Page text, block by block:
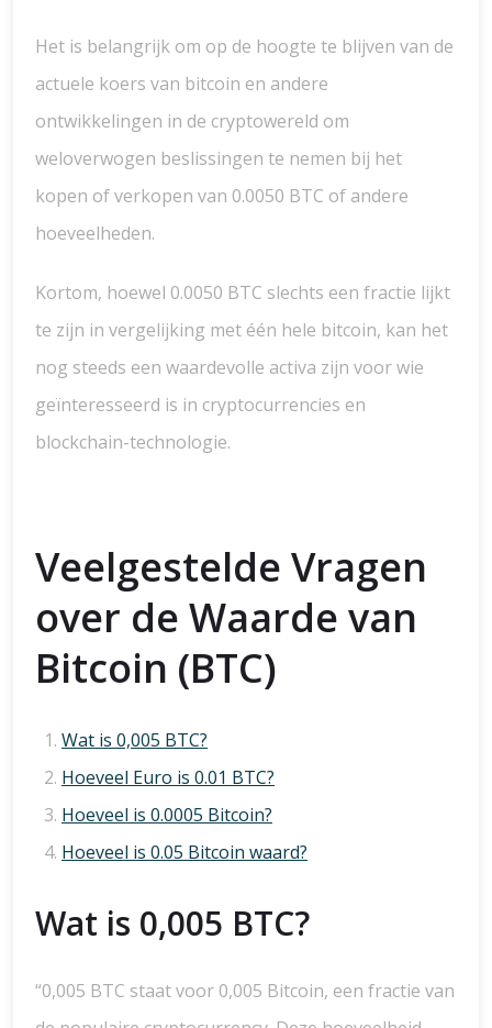
Het is belangrijk om op de hoogte te blijven van de
actuele koers van bitcoin en andere
ontwikkelingen in de cryptowereld om
weloverwogen beslissingen te nemen bij het
kopen of verkopen van 0.0050 BTC of andere
hoeveelheden.
Kortom, hoewel 0.0050 BTC slechts een fractie lijkt
te zijn in vergelijking met één hele bitcoin, kan het
nog steeds een waardevolle activa zijn voor wie
geïnteresseerd is in cryptocurrencies en
blockchain-technologie.
Veelgestelde Vragen
over de Waarde van
Bitcoin (BTC)
Wat is 0,005 BTC?
Hoeveel Euro is 0.01 BTC?
Hoeveel is 0.0005 Bitcoin?
Hoeveel is 0.05 Bitcoin waard?
Wat is 0,005 BTC?
“0,005 BTC staat voor 0,005 Bitcoin, een fractie van